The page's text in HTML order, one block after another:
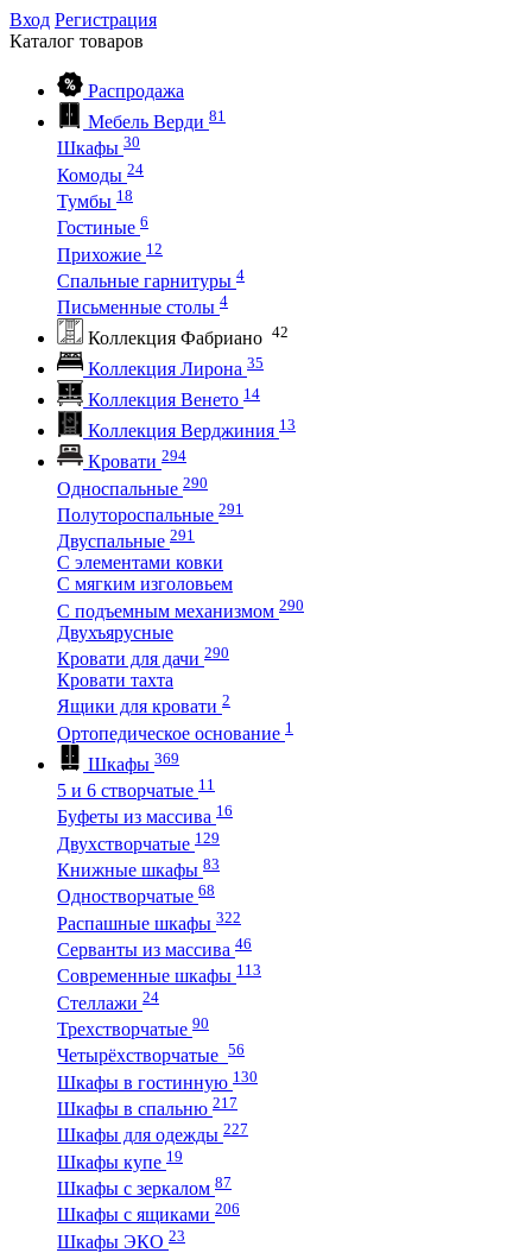
Вход Регистрация
Каталог товаров
Распродажа
Мебель Верди 81
Шкафы 30
Комоды 24
Тумбы 18
Гостиные 6
Прихожие 12
Спальные гарнитуры 4
Письменные столы 4
Коллекция Фабриано 42
Коллекция Лирона 35
Коллекция Венето 14
Коллекция Верджиния 13
Кровати 294
Односпальные 290
Полутороспальные 291
Двуспальные 291
С элементами ковки
С мягким изголовьем
С подъемным механизмом 290
Двухъярусные
Кровати для дачи 290
Кровати тахта
Ящики для кровати 2
Ортопедическое основание 1
Шкафы 369
5 и 6 створчатые 11
Буфеты из массива 16
Двухстворчатые 129
Книжные шкафы 83
Одностворчатые 68
Распашные шкафы 322
Серванты из массива 46
Современные шкафы 113
Стеллажи 24
Трехстворчатые 90
Четырёхстворчатые 56
Шкафы в гостинную 130
Шкафы в спальню 217
Шкафы для одежды 227
Шкафы купе 19
Шкафы с зеркалом 87
Шкафы с ящиками 206
Шкафы ЭКО 23